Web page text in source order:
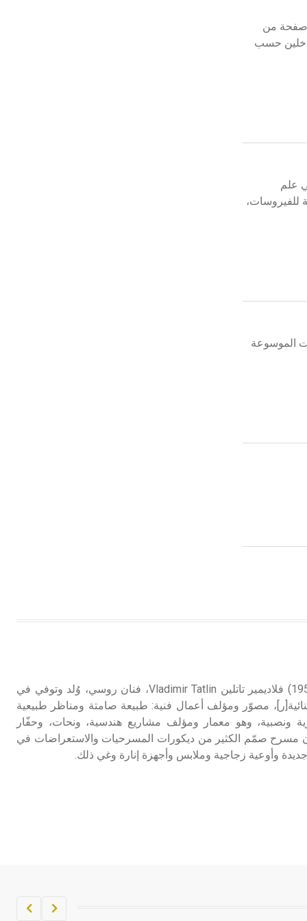
صفحة من
حسب
مهمة في علم
للفيروسات،
الموسوعة
تاتلين (فلاديمير ـ) (1885 ـ 1953) فلاديمير تاتلين Vladimir Tatlin، فنان روسي، وُلد وتوفي في
مصوّر ومؤلف أعمال فنية: طبيعة صامتة ومناظر طبيعية
ونصبية، وهو معمار ومؤلف مشاريع هندسية، ونحات، وحفّار
مسرح صمّم الكثير من ديكورات المسرحيات والاستعراضات في
وأوعية زجاجية وملابس وأجهزة إنارة وغي ذلك.